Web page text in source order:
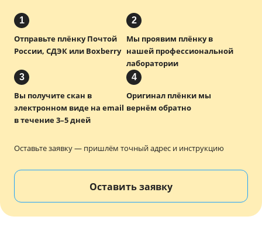
Интерьерная печать
Фотоподарки
Багетная мастерская
Полиграфия
Услуги и сервис
Магазин
1
Отправьте плёнку Почтой
России, СДЭК или Boxberry
2
Мы проявим плёнку в
нашей профессиональной
лаборатории
3
Вы получите скан в
электронном виде на email
в течение 3–5 дней
4
Оригинал плёнки мы
вернём обратно
Оставьте заявку — пришлём точный адрес и инструкцию
Оставить заявку